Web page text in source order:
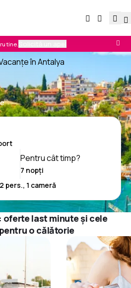
tine.
în Antalya
Pentru cât timp?
last minute și cele
o călătorie